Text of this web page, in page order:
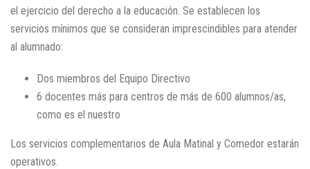
el ejercicio del derecho a la educación. Se establecen los
servicios mínimos que se consideran imprescindibles para atender
al alumnado:
Dos miembros del Equipo Directivo
6 docentes más para centros de más de 600 alumnos/as,
como es el nuestro
Los servicios complementarios de Aula Matinal y Comedor estarán
operativos.